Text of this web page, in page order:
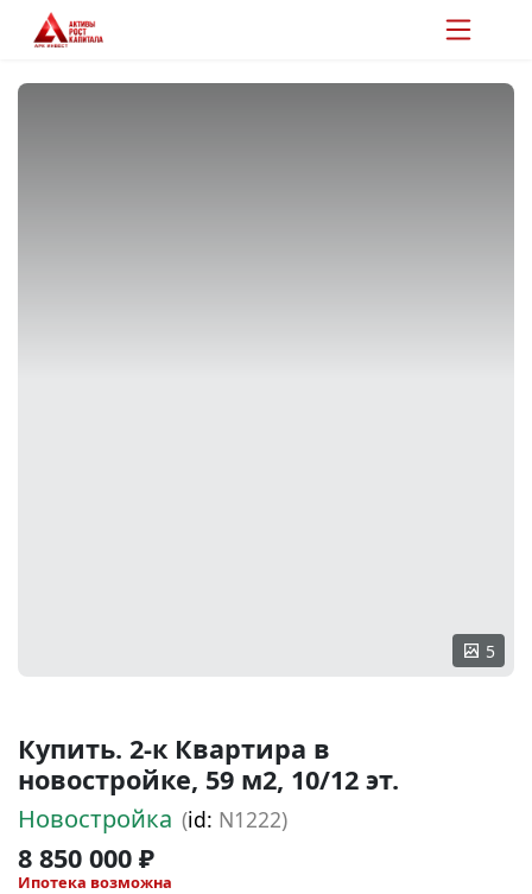
5
Купить. 2-к Квартира в
новостройке, 59 м2, 10/12 эт.
Новостройка (id: N1222)
8 850 000 ₽
Ипотека возможна